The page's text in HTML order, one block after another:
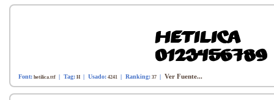
Font: hetilica.ttf | Tag: H | Usado: 4241 | Ranking: 37 | Ver Fuente...